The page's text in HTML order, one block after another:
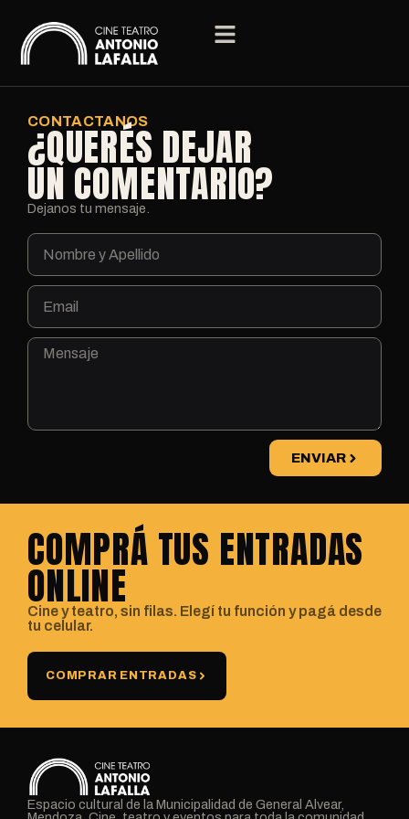
CONTACTANOS
¿QUERÉS DEJAR
UN COMENTARIO?
Dejanos tu mensaje.
ENVIAR
COMPRÁ TUS ENTRADAS
ONLINE
Cine y teatro, sin filas. Elegí tu función y pagá desde
tu celular.
COMPRAR ENTRADAS
Espacio cultural de la Municipalidad de General Alvear,